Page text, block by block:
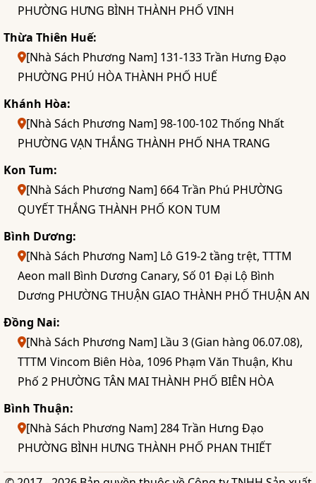
PHƯỜNG HƯNG BÌNH THÀNH PHỐ VINH
Thừa Thiên Huế:
[Nhà Sách Phương Nam] 131-133 Trần Hưng Đạo
PHƯỜNG PHÚ HÒA THÀNH PHỐ HUẾ
Khánh Hòa:
[Nhà Sách Phương Nam] 98-100-102 Thống Nhất
PHƯỜNG VẠN THẮNG THÀNH PHỐ NHA TRANG
Kon Tum:
[Nhà Sách Phương Nam] 664 Trần Phú PHƯỜNG
QUYẾT THẮNG THÀNH PHỐ KON TUM
Bình Dương:
[Nhà Sách Phương Nam] Lô G19-2 tầng trệt, TTTM
Aeon mall Bình Dương Canary, Số 01 Đại Lộ Bình
Dương PHƯỜNG THUẬN GIAO THÀNH PHỐ THUẬN AN
Đồng Nai:
[Nhà Sách Phương Nam] Lầu 3 (Gian hàng 06.07.08),
TTTM Vincom Biên Hòa, 1096 Phạm Văn Thuận, Khu
Phố 2 PHƯỜNG TÂN MAI THÀNH PHỐ BIÊN HÒA
Bình Thuận:
[Nhà Sách Phương Nam] 284 Trần Hưng Đạo
PHƯỜNG BÌNH HƯNG THÀNH PHỐ PHAN THIẾT